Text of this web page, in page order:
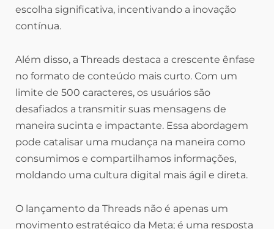
escolha significativa, incentivando a inovação
contínua.
Além disso, a Threads destaca a crescente ênfase
no formato de conteúdo mais curto. Com um
limite de 500 caracteres, os usuários são
desafiados a transmitir suas mensagens de
maneira sucinta e impactante. Essa abordagem
pode catalisar uma mudança na maneira como
consumimos e compartilhamos informações,
moldando uma cultura digital mais ágil e direta.
O lançamento da Threads não é apenas um
movimento estratégico da Meta; é uma resposta